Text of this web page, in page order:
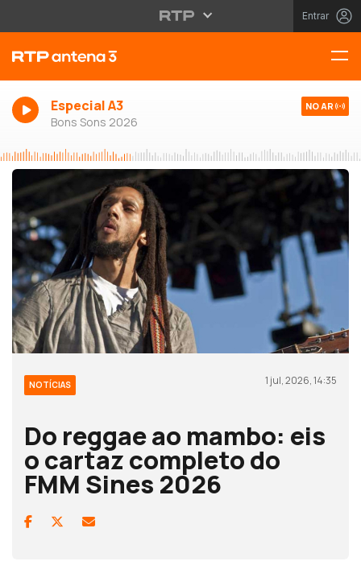
Entrar
Especial A3
Bons Sons 2026
NO AR
NOTÍCIAS 1 jul, 2026, 14:35
Do reggae ao mambo: eis
o cartaz completo do
FMM Sines 2026